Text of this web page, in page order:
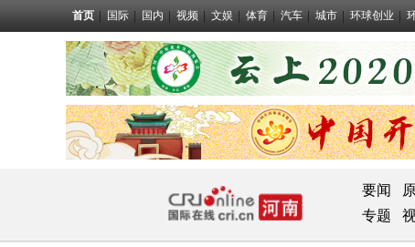
首页 国际 国内 视频 文娱 体育 汽车 城市 环球创业
要闻
专题